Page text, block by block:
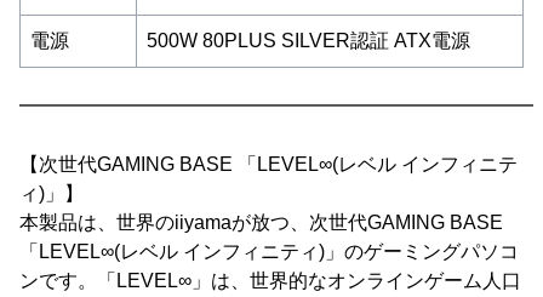
電源 500W 80PLUS SILVER認証 ATX電源
【次世代GAMING BASE 「LEVEL∞(レベル インフィニテ
ィ)」】
本製品は、世界のiiyamaが放つ、次世代GAMING BASE
「LEVEL∞(レベル インフィニティ)」のゲーミングパソコ
ンです。「LEVEL∞」は、世界的なオンラインゲーム人口